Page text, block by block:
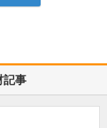
記事